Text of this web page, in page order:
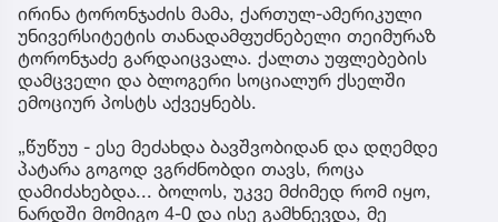
ირინა ტორონჯაძის მამა, ქართულ-ამერიკული
უნივერსიტეტის თანადამფუძნებელი თეიმურაზ
ტორონჯაძე გარდაიცვალა. ქალთა უფლებების
დამცველი და ბლოგერი სოციალურ ქსელში
ემოციურ პოსტს აქვეყნებს.
„წუწუუ - ესე მეძახდა ბავშვობიდან და დღემდე
პატარა გოგოდ ვგრძნობდი თავს, როცა
დამიძახებდა... ბოლოს, უკვე მძიმედ რომ იყო,
ნარდში მომიგო 4-0 და ისე გამხნევდა, მე